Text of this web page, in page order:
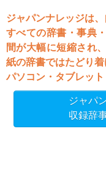
ジャパンナレッジは、
すべての辞書・事典
間が大幅に短縮され
紙の辞書ではたどり着
パソコン・タブレット
ジャパ
収録辞